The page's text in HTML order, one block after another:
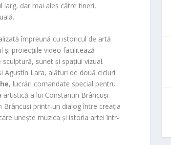
larg, dar mai ales către tineri,
împreună cu istoricul de artă
și proiecțiile video facilitează
sunet și spațiul vizual.
Agustín Lara, alături de două cicluri
, lucrări comandate special pentru
a lui Constantin Brâncuși.
Brâncuși printr-un dialog între creația
unește muzica și istoria artei într-